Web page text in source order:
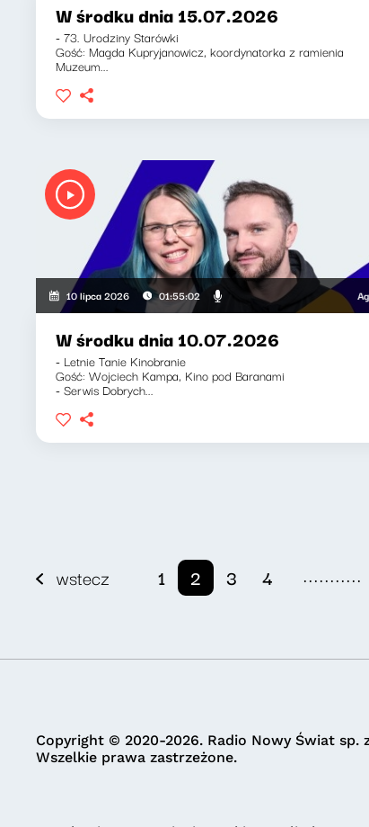
W środku dnia 15.07.2026
- 73. Urodziny Starówki
Gość: Magda Kupryjanowicz, koordynatorka z ramienia
Muzeum...
10 lipca 2026 01:55:02
W środku dnia 10.07.2026
- Letnie Tanie Kinobranie
Gość: Wojciech Kampa, Kino pod Baranami
- Serwis Dobrych...
wstecz 1 2 3 4 ...........
Copyright © 2020-2026. Radio Nowy Świat sp.
Wszelkie prawa zastrzeżone.